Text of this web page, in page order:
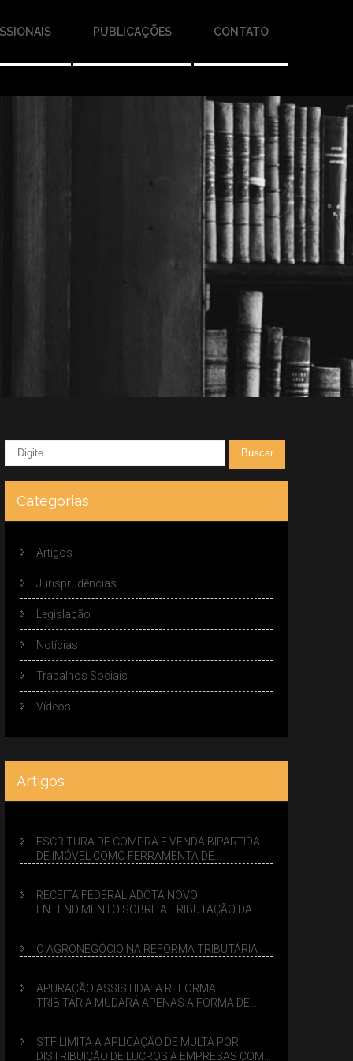
PUBLICAÇÕES CONTATO
Categorias
Artigos
Jurisprudências
Legislação
Notícias
Trabalhos Sociais
Vídeos
Artigos
ESCRITURA DE COMPRA E VENDA BIPARTIDA
DE IMÓVEL COMO FERRAMENTA DE
RECEITA FEDERAL ADOTA NOVO
ENTENDIMENTO SOBRE A TRIBUTAÇÃO DA
O AGRONEGÓCIO NA REFORMA TRIBUTÁRIA
APURAÇÃO ASSISTIDA: A REFORMA
TRIBITÁRIA MUDARÁ APENAS A FORMA DE
STF LIMITA A APLICAÇÃO DE MULTA POR
DISTRIBUIÇÃO DE LUCROS A EMPRESAS COM